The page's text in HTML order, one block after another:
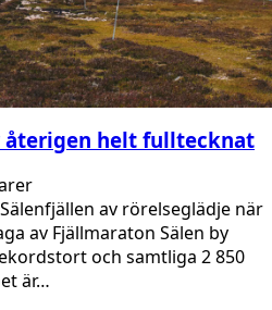
återigen helt fulltecknat
av rörelseglädje när
av Fjällmaraton Sälen by
och samtliga 2 850
är…